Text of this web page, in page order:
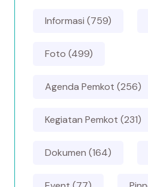
Informasi (759)
Foto (499)
Agenda Pemkot (256)
Kegiatan Pemkot (231)
Dokumen (164)